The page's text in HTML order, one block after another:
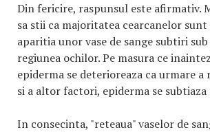
Din fericire, raspunsul este afirmativ.
sa stii ca majoritatea cearcanelor sunt
aparitia unor vase de sange subtiri
regiunea ochilor. Pe masura ce
epiderma se deterioreaza ca urmare
si a altor factori, epiderma se subtiaza
In consecinta, "reteaua" vaselor de